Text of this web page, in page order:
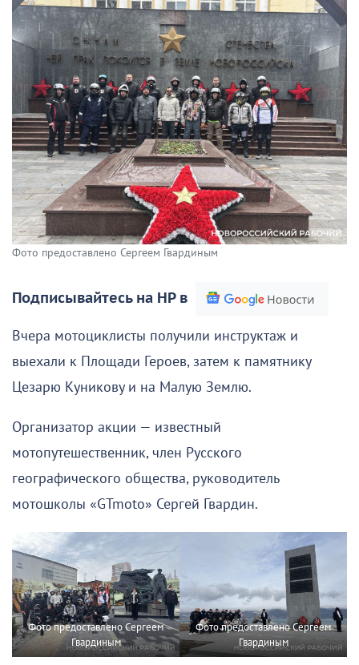
Фото предоставлено Сергеем Гвардиным
Подписывайтесь на НР в
Вчера мотоциклисты получили инструктаж и
выехали к Площади Героев, затем к памятнику
Цезарю Куникову и на Малую Землю.
Организатор акции — известный
мотопутешественник, член Русского
географического общества, руководитель
мотошколы «GTmoto» Сергей Гвардин.
Фото предоставлено Сергеем
Гвардиным
Фото предоставлено Сергеем
Гвардиным